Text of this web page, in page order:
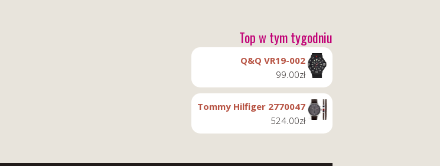
Top w tym tygodniu
Q&Q VR19-002
99.00zł
Tommy Hilfiger 2770047
524.00zł